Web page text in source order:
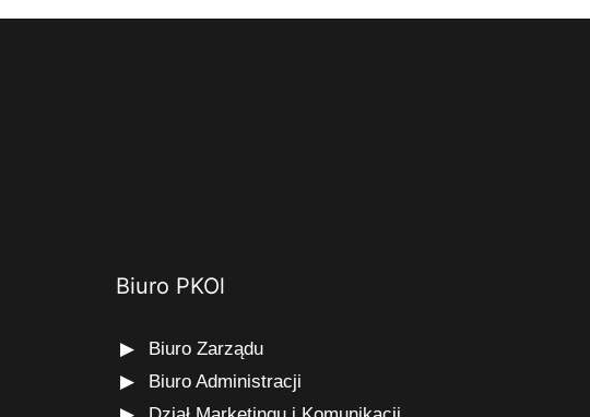
Biuro PKOl
Biuro Zarządu
Biuro Administracji